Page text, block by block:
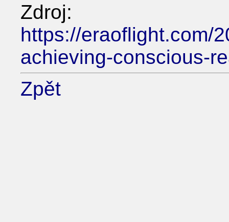
Zdroj:
https://eraoflight.com/
achieving-conscious-
Zpět